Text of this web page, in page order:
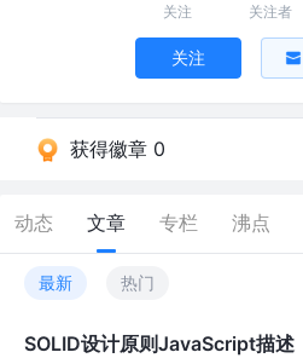
关注 关注者
关注
获得徽章 0
动态 文章 专栏 沸点
最新 热门
SOLID设计原则JavaScript描述